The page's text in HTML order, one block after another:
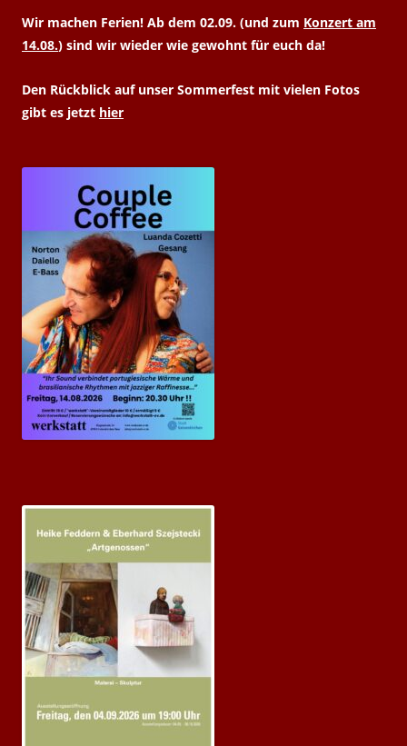
Wir machen Ferien! Ab dem 02.09. (und zum Konzert am
14.08.) sind wir wieder wie gewohnt für euch da!
Den Rückblick auf unser Sommerfest mit vielen Fotos
gibt es jetzt hier